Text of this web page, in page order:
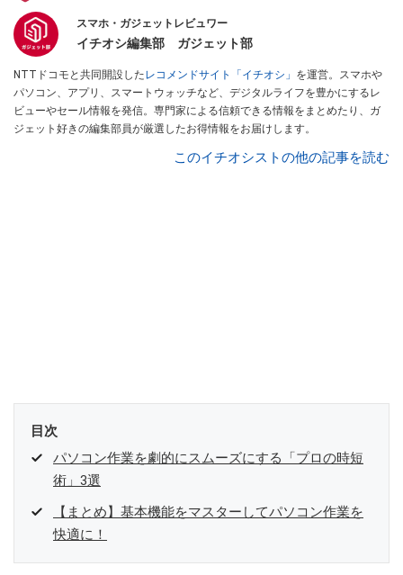
スマホ・ガジェットレビュワー
イチオシ編集部 ガジェット部
NTTドコモと共同開設したレコメンドサイト「イチオシ」 を運営。スマホや
パソコン、アプリ、スマートウォッチなど、デジタルライフを豊かにするレ
ビューやセール情報を発信。専門家による信頼できる情報をまとめたり、ガ
ジェット好きの編集部員が厳選したお得情報をお届けします。
このイチオシストの他の記事を読む
目次
パソコン作業を劇的にスムーズにする「プロの時短
術」3選
【まとめ】基本機能をマスターしてパソコン作業を
快適に！